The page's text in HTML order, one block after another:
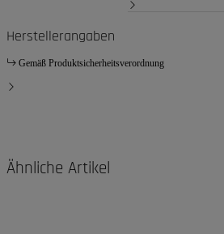
Herstellerangaben
Gemäß Produktsicherheitsverordnung
Ähnliche Artikel